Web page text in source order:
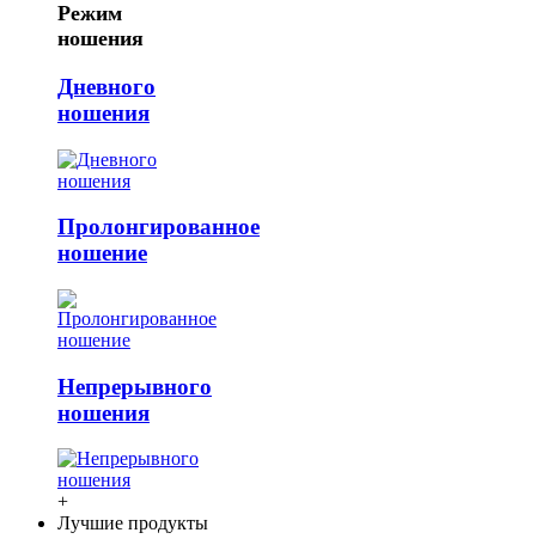
Режим
ношения
Дневного
ношения
Пролонгированное
ношение
Непрерывного
ношения
+
Лучшие продукты